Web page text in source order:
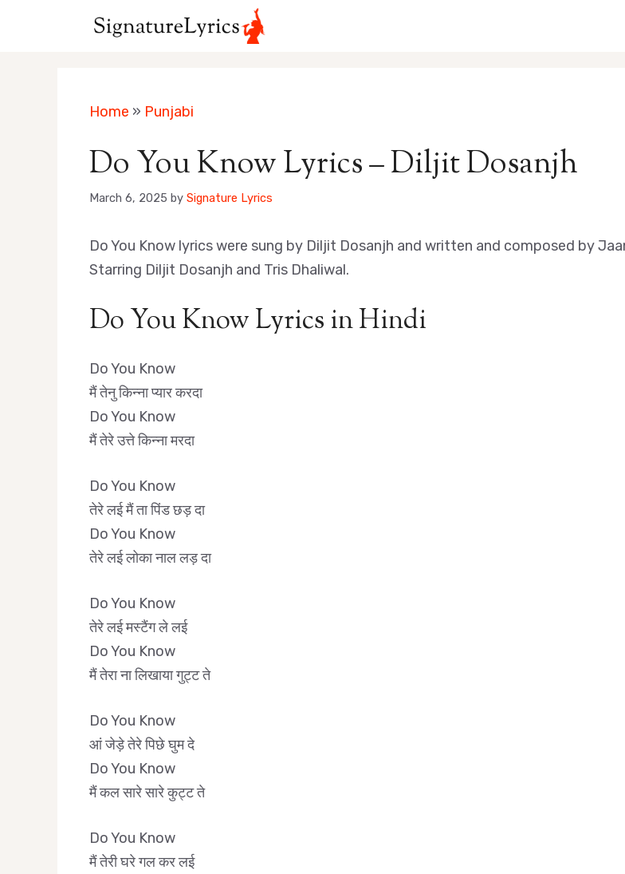
Home » Punjabi
Do You Know Lyrics – Diljit Dosanjh
March 6, 2025 by Signature Lyrics
Do You Know lyrics were sung by Diljit Dosanjh and written and composed by
Starring Diljit Dosanjh and Tris Dhaliwal.
Do You Know Lyrics in Hindi
Do You Know
मैं तेनु किन्ना प्यार करदा
Do You Know
मैं तेरे उत्ते किन्ना मरदा
Do You Know
तेरे लई मैं ता पिंड छड़ दा
Do You Know
तेरे लई लोका नाल लड़ दा
Do You Know
तेरे लई मस्टैंग ले लई
Do You Know
मैं तेरा ना लिखाया गुट्ट ते
Do You Know
आं जेड़े तेरे पिछे घुम दे
Do You Know
मैं कल सारे सारे कुट्ट ते
Do You Know
मैं तेरी घरे गल कर लई